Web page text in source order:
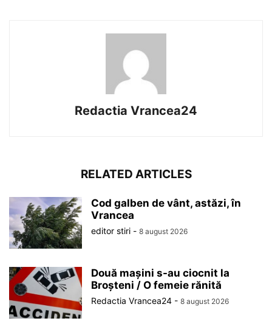
Redactia Vrancea24
RELATED ARTICLES
Cod galben de vânt, astăzi, în
Vrancea
editor stiri - 8 august 2026
Două mașini s-au ciocnit la
Broșteni / O femeie rănită
Redactia Vrancea24 - 8 august 2026